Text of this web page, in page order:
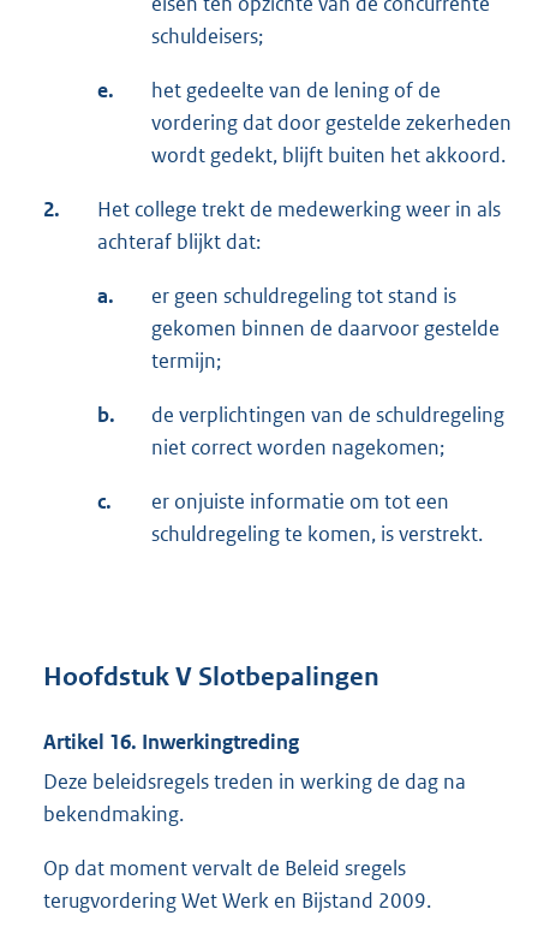
schuldeisers;
e.
het gedeelte van de lening of de
vordering dat door gestelde zekerheden
wordt gedekt, blijft buiten het akkoord.
2.
Het college trekt de medewerking weer in als
achteraf blijkt dat:
a.
er geen schuldregeling tot stand is
gekomen binnen de daarvoor gestelde
termijn;
b.
de verplichtingen van de schuldregeling
niet correct worden nagekomen;
c.
er onjuiste informatie om tot een
schuldregeling te komen, is verstrekt.
Hoofdstuk V Slotbepalingen
Artikel 16. Inwerkingtreding
Deze beleidsregels treden in werking de dag na
bekendmaking.
Op dat moment vervalt de Beleid sregels
terugvordering Wet Werk en Bijstand 2009.